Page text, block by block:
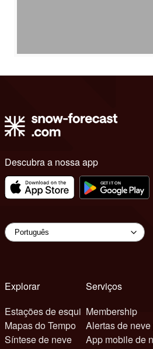
Descubra a nossa app
Explorar
Estações de esqui
Mapas do Tempo
Síntese de neve
Serviços
Membership
Alertas de
App mobile de